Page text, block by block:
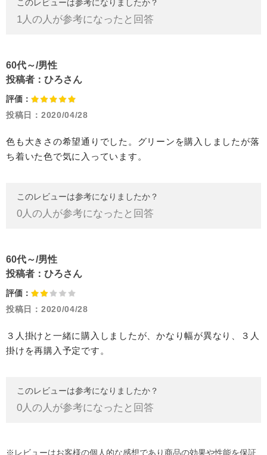
このレビューは参考になりましたか？
1 人の人が参考になったと回答
60代～/男性
投稿者： ひろさん
評価：
投稿日： 2020/04/28
色も大きさの希望通りでした。グリーンを購入しましたが落
ち着いた色で気に入っています。
このレビューは参考になりましたか？
0 人の人が参考になったと回答
60代～/男性
投稿者： ひろさん
評価：
投稿日： 2020/04/28
３人掛けと一緒に購入しましたが、かなり幅が異なり、３人
掛けを再購入予定です。
このレビューは参考になりましたか？
0 人の人が参考になったと回答
※レビューはお客様の個人的な感想であり商品の効果や性能を保証